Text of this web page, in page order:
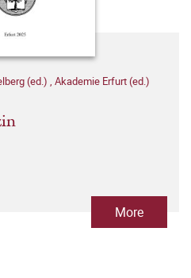
(ed.) , Akademie Erfurt (ed.)
More